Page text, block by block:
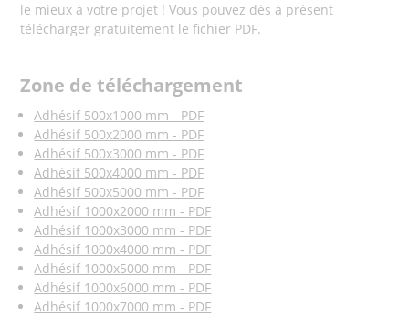
le mieux à votre projet ! Vous pouvez dès à présent
télécharger gratuitement le fichier PDF.
Zone de téléchargement
Adhésif 500x1000 mm - PDF
Adhésif 500x2000 mm - PDF
Adhésif 500x3000 mm - PDF
Adhésif 500x4000 mm - PDF
Adhésif 500x5000 mm - PDF
Adhésif 1000x2000 mm - PDF
Adhésif 1000x3000 mm - PDF
Adhésif 1000x4000 mm - PDF
Adhésif 1000x5000 mm - PDF
Adhésif 1000x6000 mm - PDF
Adhésif 1000x7000 mm - PDF